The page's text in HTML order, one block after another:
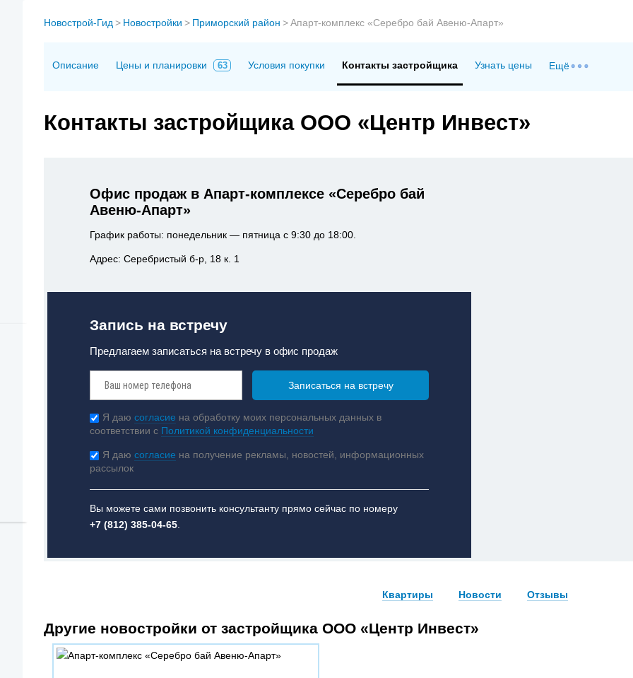
Новострой-Гид > Новостройки > Приморский район >Апарт-комплекс «Серебро бай Авеню-Апарт»
Описание Цены и планировки 63 Условия покупки Контакты застройщика Узнать цены Ещё
Контакты застройщика ООО «Центр Инвест»
Офис продаж в Апарт-комплексе «Серебро бай
Авеню-Апарт»
График работы: понедельник — пятница с 9:30 до 18:00.
Адрес: Серебристый б-р, 18 к. 1
Запись на встречу
Предлагаем записаться на встречу в офис продаж
Я даю согласие на обработку моих персональных данных в
соответствии с Политикой конфиденциальности
Я даю согласие на получение рекламы, новостей, информационных
рассылок
Вы можете сами позвонить консультанту прямо сейчас по номеру
+7 (812) 385-04-65.
Квартиры Новости Отзывы
Другие новостройки от застройщика ООО «Центр Инвест»